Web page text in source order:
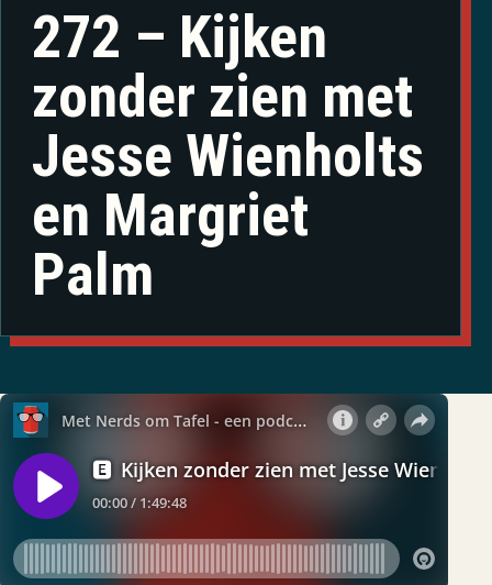
272 – Kijken
zonder zien met
Jesse Wienholts
en Margriet
Palm